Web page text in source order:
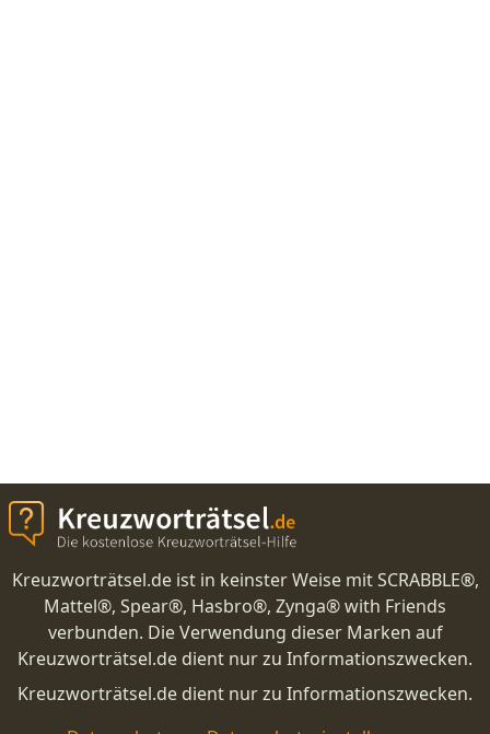
Kreuzworträtsel.de ist in keinster Weise mit SCRABBLE®,
Mattel®, Spear®, Hasbro®, Zynga® with Friends
verbunden. Die Verwendung dieser Marken auf
Kreuzworträtsel.de dient nur zu Informationszwecken.
Kreuzworträtsel.de dient nur zu Informationszwecken.